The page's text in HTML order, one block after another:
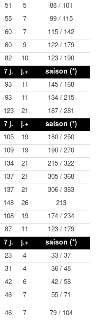
51 5
88 / 101
55 7
99 / 115
60 7
115 / 142
60 9
122 / 179
82 10
123 / 190
7 j. j.+ saison (*)
93 11
145 / 168
93 11
134 / 215
123 21
187 / 281
7 j. j.+ saison (*)
105 19
180 / 250
109 19
190 / 270
134 21
215 / 322
137 21
305 / 368
137 21
306 / 383
148 26
213
108 19
174 / 234
87 11
123 / 179
7 j. j.+ saison (*)
23 4
33 / 37
31 4
36 / 48
42 6
42 / 58
46 7
55 / 71
46 7
79 / 104